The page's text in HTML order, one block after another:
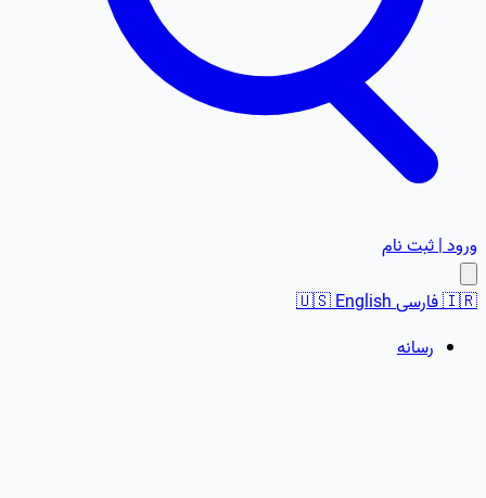
ورود | ثبت نام
🇮🇷فارسی 🇺🇸English
رسانه